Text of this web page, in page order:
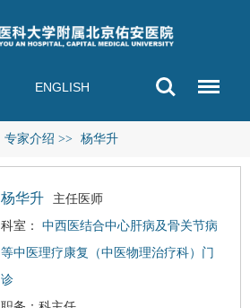
ENGLISH
专家介绍 >> 杨华升
杨华升
主任医师
科室： 中西医结合中心肝病及骨关节病
等中医理疗康复（中医物理治疗科）门
诊